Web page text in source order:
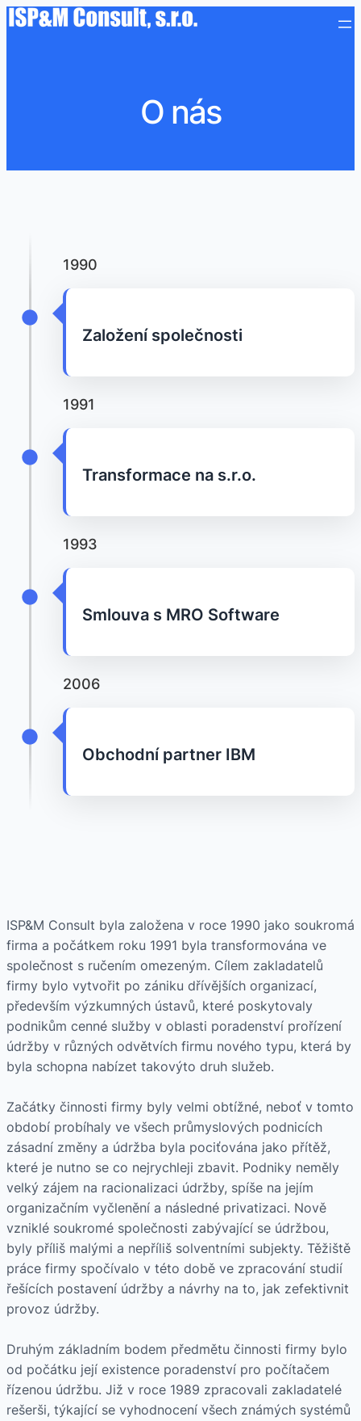
O nás
1990
Založení společnosti
1991
Transformace na s.r.o.
1993
Smlouva s MRO Software
2006
Obchodní partner IBM
ISP&M Consult byla založena v roce 1990 jako soukromá
firma a počátkem roku 1991 byla transformována ve
společnost s ručením omezeným. Cílem zakladatelů
firmy bylo vytvořit po zániku dřívějších organizací,
především výzkumných ústavů, které poskytovaly
podnikům cenné služby v oblasti poradenství prořízení
údržby v různých odvětvích firmu nového typu, která by
byla schopna nabízet takovýto druh služeb.
Začátky činnosti firmy byly velmi obtížné, neboť v tomto
období probíhaly ve všech průmyslových podnicích
zásadní změny a údržba byla pociťována jako přítěž,
které je nutno se co nejrychleji zbavit. Podniky neměly
velký zájem na racionalizaci údržby, spíše na jejím
organizačním vyčlenění a následné privatizaci. Nově
vzniklé soukromé společnosti zabývající se údržbou,
byly příliš malými a nepříliš solventními subjekty. Těžiště
práce firmy spočívalo v této době ve zpracování studií
řešících postavení údržby a návrhy na to, jak zefektivnit
provoz údržby.
Druhým základním bodem předmětu činnosti firmy bylo
od počátku její existence poradenství pro počítačem
řízenou údržbu. Již v roce 1989 zpracovali zakladatelé
rešerši, týkající se vyhodnocení všech známých systémů